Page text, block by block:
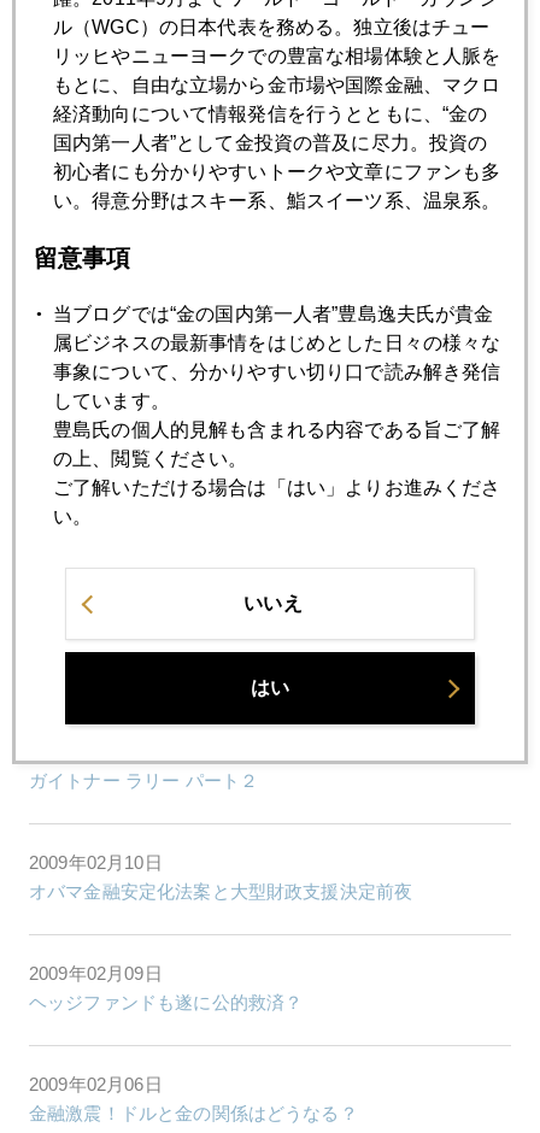
バーナンキは銀行国有化せず、というけれど...
2009年02月25日
為替より金のほうが難しい...
2009年02月24日
2009年02月23日
金は"安全資産"で買われているのではない。
2009年02月19日
いよいよ１０００ドル接近
2009年02月16日
2009年02月13日
ガイトナー ラリー パート２
2009年02月10日
オバマ金融安定化法案と大型財政支援決定前夜
2009年02月09日
ヘッジファンドも遂に公的救済？
2009年02月06日
金融激震！ドルと金の関係はどうなる？
ル（WGC）の日本代表を務める。独立後はチュー
リッヒやニューヨークでの豊富な相場体験と人脈を
もとに、自由な立場から金市場や国際金融、マクロ
経済動向について情報発信を行うとともに、“金の
国内第一人者”として金投資の普及に尽力。投資の
初心者にも分かりやすいトークや文章にファンも多
い。得意分野はスキー系、鮨スイーツ系、温泉系。
留意事項
当ブログでは“金の国内第一人者”豊島逸夫氏が貴金
属ビジネスの最新事情をはじめとした日々の様々な
事象について、分かりやすい切り口で読み解き発信
しています。
豊島氏の個人的見解も含まれる内容である旨ご了解
の上、閲覧ください。
ご了解いただける場合は「はい」よりお進みくださ
い。
いいえ
はい